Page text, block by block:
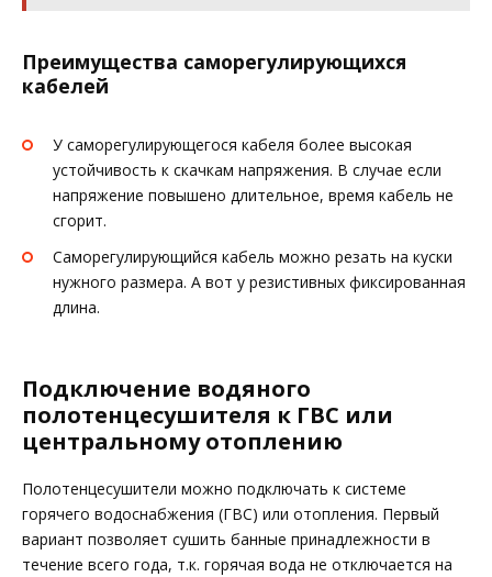
Преимущества саморегулирующихся
кабелей
У саморегулирующегося кабеля более высокая
устойчивость к скачкам напряжения. В случае если
напряжение повышено длительное, время кабель не
сгорит.
Саморегулирующийся кабель можно резать на куски
нужного размера. А вот у резистивных фиксированная
длина.
Подключение водяного
полотенцесушителя к ГВС или
центральному отоплению
Полотенцесушители можно подключать к системе
горячего водоснабжения (ГВС) или отопления. Первый
вариант позволяет сушить банные принадлежности в
течение всего года, т.к. горячая вода не отключается на